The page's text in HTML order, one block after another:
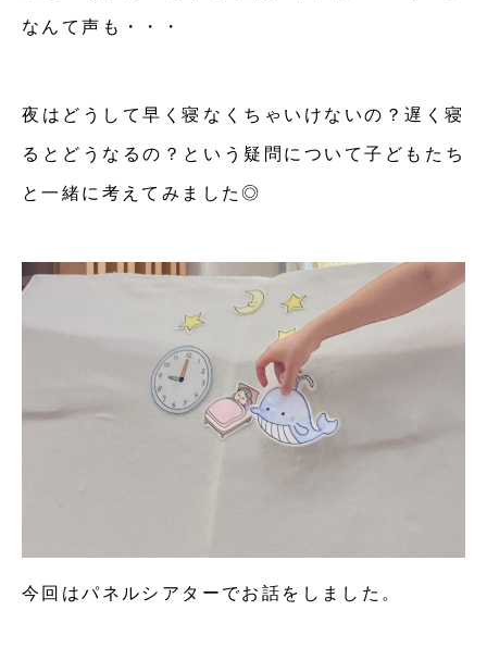
なんて声も・・・
夜はどうして早く寝なくちゃいけないの？遅く寝
るとどうなるの？という疑問について子どもたち
と一緒に考えてみました◎
今回はパネルシアターでお話をしました。